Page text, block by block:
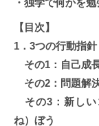
・独学で何かを
【目次】
1．3つの行動指針
その1：自己成
その2：問題解
その3：新しい
ね）ぼう